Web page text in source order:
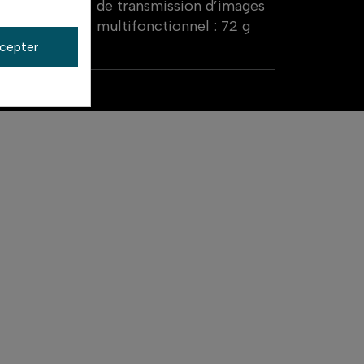
de transmission d’images
multifonctionnel : 72 g